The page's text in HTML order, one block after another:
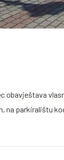
obavještava
na parkiralištu